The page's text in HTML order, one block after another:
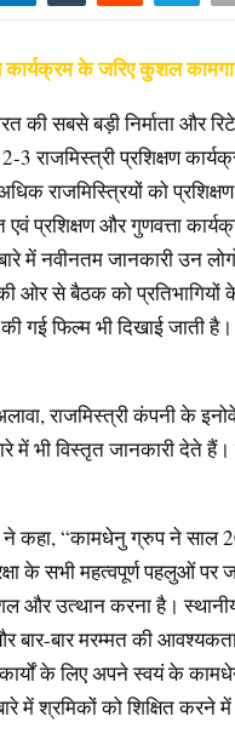
के जरिए कुशल
की सबसे बड़ी निर्माता और
3 राजमिस्त्री प्रशिक्षण
राजमिस्त्रियों को
प्रशिक्षण और गुणवत्ता
में नवीनतम जानकारी उन
ओर से बैठक को प्रतिभागियों
गई फिल्म भी दिखाई जाती
राजमिस्त्री कंपनी के
भी विस्तृत जानकारी देते हैं।
“कामधेनु ग्रुप ने साल
के सभी महत्वपूर्ण पहलुओं पर
और उत्थान करना है।
बार-बार मरम्मत की
के लिए अपने स्वयं के
में श्रमिकों को शिक्षित करने